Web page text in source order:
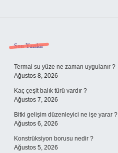
Sidebar
Son Yazılar
Termal su yüze ne zaman uygulanır ?
Ağustos 8, 2026
Kaç çeşit balık türü vardır ?
Ağustos 7, 2026
Bitki gelişim düzenleyici ne işe yarar ?
Ağustos 6, 2026
Konstrüksiyon borusu nedir ?
Ağustos 5, 2026